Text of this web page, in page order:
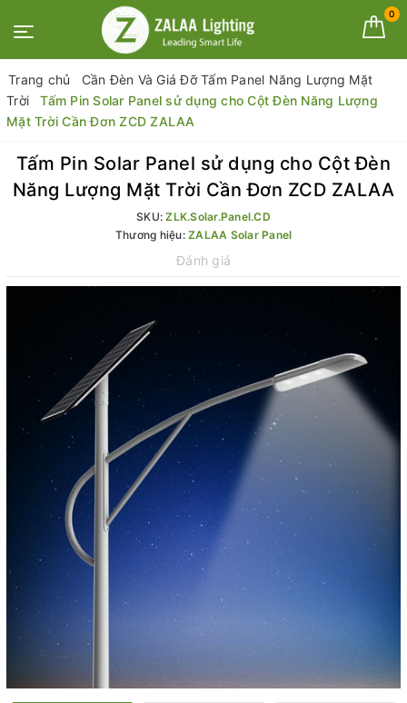
0
Trang chủ
Cần Đèn Và Giá Đỡ Tấm Panel Năng Lượng Mặt
Trời
Tấm Pin Solar Panel sử dụng cho Cột Đèn Năng Lượng
Mặt Trời Cần Đơn ZCD ZALAA
Tấm Pin Solar Panel sử dụng cho Cột Đèn
Năng Lượng Mặt Trời Cần Đơn ZCD ZALAA
SKU:ZLK.Solar.Panel.CD
Thương hiệu: ZALAA Solar Panel
Đánh giá